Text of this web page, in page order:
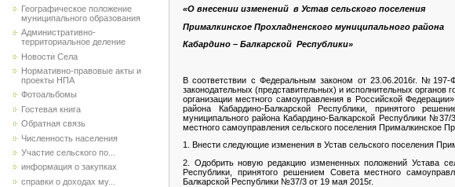
Географическое положение
муниципального образования
Административно-
территориальное деление
Новости Села
Нормативно-правовые акты и
проекты НПА
Фотоальбомы
Гостевая книга
Обратная связь
Численность населения
Участие сельского по...
информация о закупках
справки о доходах му...
«О внесении изменений в Устав сельского поселения
Прималкинское Прохладненского муниципального района
Кабардино – Балкарской Республики»
В соответствии с Федеральным законом от 23.06.2016г.
законодательных (представительных) и исполнительных
организации местного самоуправления в Российской
района Кабардино-Балкарской Республики, принятого
муниципального района Кабардино-Балкарской Республики
местного самоуправления сельского поселения Прималкинское
1. Внести следующие изменения в Устав сельского поселения
2. Одобрить новую редакцию измененных положений Устава
Республики, принятого решением Совета местного
Балкарской Республики №37/3 от 19 мая 2015г.